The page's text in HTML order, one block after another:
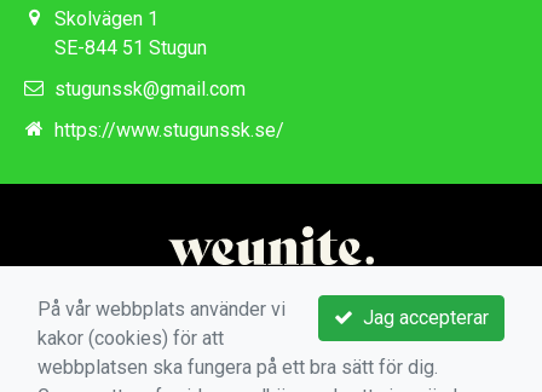
Skolvägen 1
SE-844 51 Stugun
stugunssk@gmail.com
https://www.stugunssk.se/
Jag accepterar
På vår webbplats använder vi
kakor (cookies) för att
webbplatsen ska fungera på ett bra sätt för dig.